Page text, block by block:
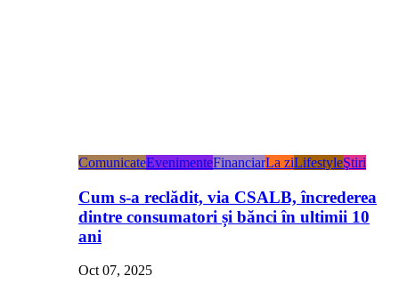
ComunicateEvenimenteFinanciarLa ziLifestyleŞtiri
Cum s-a reclădit, via CSALB, încrederea
dintre consumatori și bănci în ultimii 10
ani
Oct 07, 2025